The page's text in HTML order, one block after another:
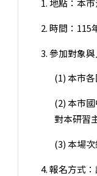
1. 地點：本
2. 時間：115
3. 參加對象與
(1) 本市
(2) 本市
對本研習
(3) 本場
4. 報名方式